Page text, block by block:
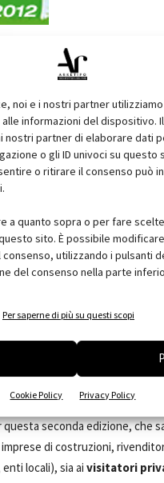
noi e i nostri partner
informazioni del dispositivo.
partner di elaborare dati
o gli ID univoci su questo
o ritirare il consenso può
a quanto sopra o per fare
sito. È possibile
utilizzando i pulsanti
del consenso nella parte
Per saperne di più su questi scopi
Cookie Policy Privacy Policy
e, forte di questo risultato,
Agenzia CasaClima
edimostrazioni
energetico e dell'
seconda edizione, che
di costruzioni,
locali), sia ai visitatori